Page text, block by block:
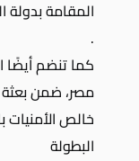
المقامة بدولة
.
كما تنضم أيضًا
مصر، ضمن بعثة
خالص
البطولة